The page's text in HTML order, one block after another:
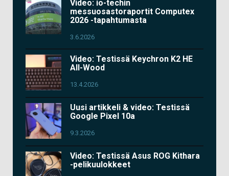
Video: io-techin
messuosastoraportit Computex
2026 -tapahtumasta
3.6.2026
Video: Testissä Keychron K2 HE
All-Wood
13.4.2026
Uusi artikkeli & video: Testissä
Google Pixel 10a
9.3.2026
Video: Testissä Asus ROG Kithara
-pelikuulokkeet